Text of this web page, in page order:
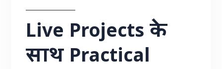
Live Projects के
साथ Practical